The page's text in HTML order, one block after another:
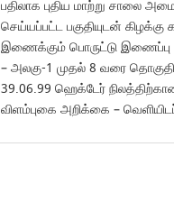
பதிலாக புதிய மாற்று சாலை
செய்யப்பட்ட பகுதியுடன்
இணைக்கும் பொருட்டு இணைப்பு
– அலகு-1 முதல் 8 வரை
39.06.99 ஹெக்டேர்
விளம்புகை அறிக்கை –